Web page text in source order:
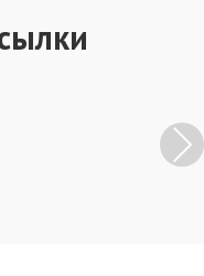
Next